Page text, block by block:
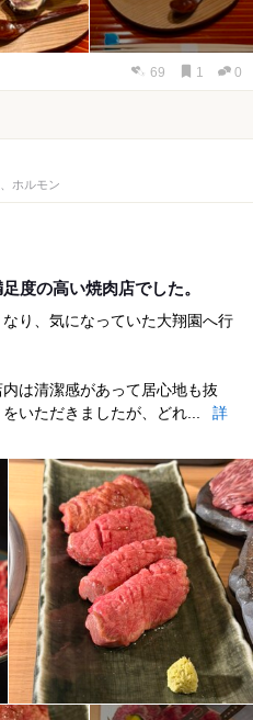
69 1 0
ホルモン
度の高い焼肉店でした。
り、気になっていた大翔園へ行
は清潔感があって居心地も抜
いただきましたが、どれ...
詳